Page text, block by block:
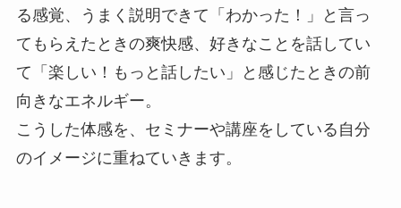
る感覚、うまく説明できて「わかった！」と言っ
てもらえたときの爽快感、好きなことを話してい
て「楽しい！もっと話したい」と感じたときの前
向きなエネルギー。
こうした体感を、セミナーや講座をしている自分
のイメージに重ねていきます。